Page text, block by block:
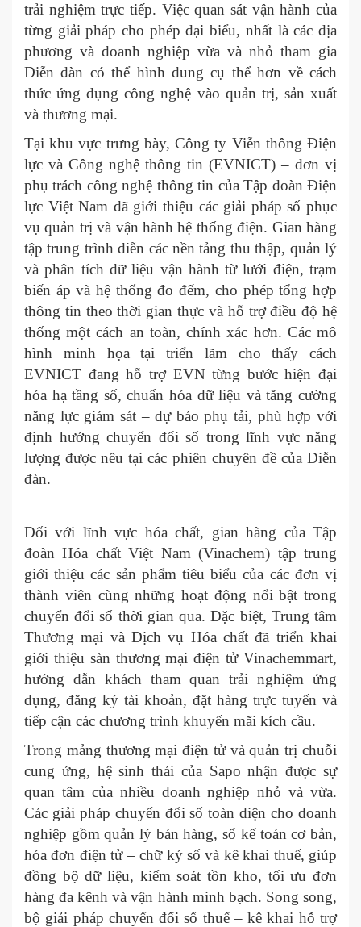
trải nghiệm trực tiếp. Việc quan sát vận hành của
từng giải pháp cho phép đại biểu, nhất là các địa
phương và doanh nghiệp vừa và nhỏ tham gia
Diễn đàn có thể hình dung cụ thể hơn về cách
thức ứng dụng công nghệ vào quản trị, sản xuất
và thương mại.
Tại khu vực trưng bày, Công ty Viễn thông Điện
lực và Công nghệ thông tin (EVNICT) – đơn vị
phụ trách công nghệ thông tin của Tập đoàn Điện
lực Việt Nam đã giới thiệu các giải pháp số phục
vụ quản trị và vận hành hệ thống điện. Gian hàng
tập trung trình diễn các nền tảng thu thập, quản lý
và phân tích dữ liệu vận hành từ lưới điện, trạm
biến áp và hệ thống đo đếm, cho phép tổng hợp
thông tin theo thời gian thực và hỗ trợ điều độ hệ
thống một cách an toàn, chính xác hơn. Các mô
hình minh họa tại triển lãm cho thấy cách
EVNICT đang hỗ trợ EVN từng bước hiện đại
hóa hạ tầng số, chuẩn hóa dữ liệu và tăng cường
năng lực giám sát – dự báo phụ tải, phù hợp với
định hướng chuyển đổi số trong lĩnh vực năng
lượng được nêu tại các phiên chuyên đề của Diễn
đàn.
Đối với lĩnh vực hóa chất, gian hàng của Tập
đoàn Hóa chất Việt Nam (Vinachem) tập trung
giới thiệu các sản phẩm tiêu biểu của các đơn vị
thành viên cùng những hoạt động nổi bật trong
chuyển đổi số thời gian qua. Đặc biệt, Trung tâm
Thương mại và Dịch vụ Hóa chất đã triển khai
giới thiệu sàn thương mại điện tử Vinachemmart,
hướng dẫn khách tham quan trải nghiệm ứng
dụng, đăng ký tài khoản, đặt hàng trực tuyến và
tiếp cận các chương trình khuyến mãi kích cầu.
Trong mảng thương mại điện tử và quản trị chuỗi
cung ứng, hệ sinh thái của Sapo nhận được sự
quan tâm của nhiều doanh nghiệp nhỏ và vừa.
Các giải pháp chuyển đổi số toàn diện cho doanh
nghiệp gồm quản lý bán hàng, sổ kế toán cơ bản,
hóa đơn điện tử – chữ ký số và kê khai thuế, giúp
đồng bộ dữ liệu, kiểm soát tồn kho, tối ưu đơn
hàng đa kênh và vận hành minh bạch. Song song,
bộ giải pháp chuyển đổi số thuế – kê khai hỗ trợ